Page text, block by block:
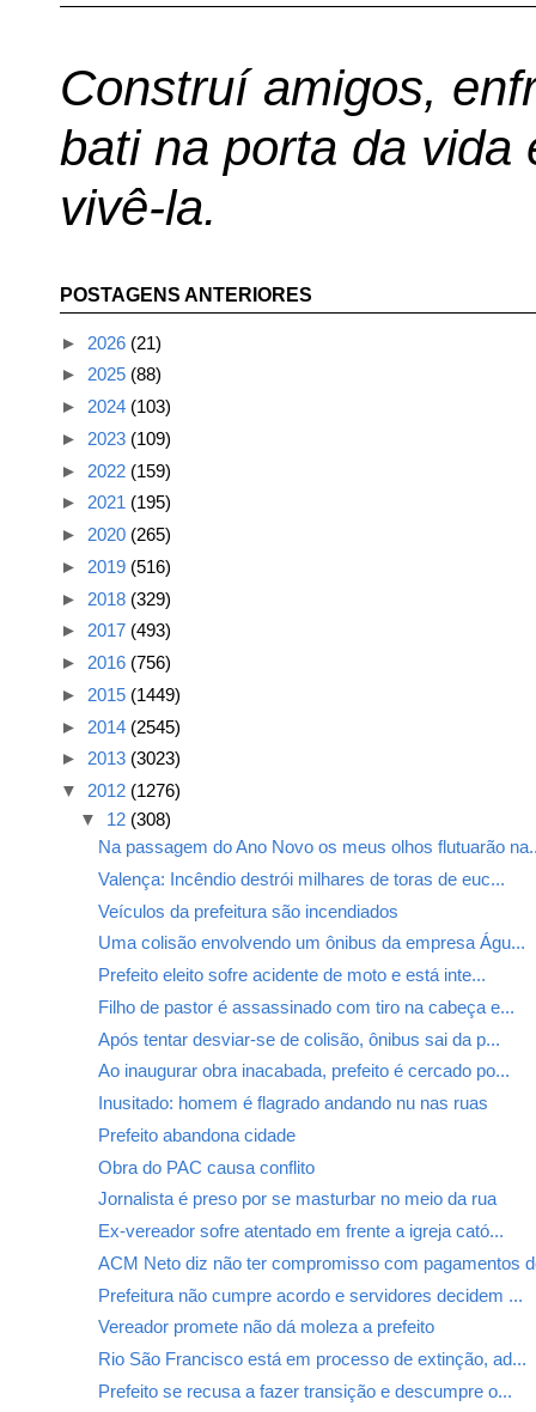
Construí amigos,
bati na porta da vida
vivê-la.
POSTAGENS ANTERIORES
► 2026 (21)
► 2025 (88)
► 2024 (103)
► 2023 (109)
► 2022 (159)
► 2021 (195)
► 2020 (265)
► 2019 (516)
► 2018 (329)
► 2017 (493)
► 2016 (756)
► 2015 (1449)
► 2014 (2545)
► 2013 (3023)
▼ 2012 (1276)
▼ 12 (308)
Na passagem do Ano Novo os meus olhos flutuarão
Valença: Incêndio destrói milhares de toras de euc...
Veículos da prefeitura são incendiados
Uma colisão envolvendo um ônibus da empresa Águ...
Prefeito eleito sofre acidente de moto e está inte...
Filho de pastor é assassinado com tiro na cabeça e...
Após tentar desviar-se de colisão, ônibus sai da p...
Ao inaugurar obra inacabada, prefeito é cercado po...
Inusitado: homem é flagrado andando nu nas ruas
Prefeito abandona cidade
Obra do PAC causa conflito
Jornalista é preso por se masturbar no meio da rua
Ex-vereador sofre atentado em frente a igreja cató...
ACM Neto diz não ter compromisso com pagamentos
Prefeitura não cumpre acordo e servidores decidem ...
Vereador promete não dá moleza a prefeito
Rio São Francisco está em processo de extinção, ad...
Prefeito se recusa a fazer transição e descumpre o...